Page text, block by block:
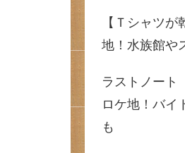
【Ｔシャツ
地！水族館や
ラストノート
ロケ地！バイ
も